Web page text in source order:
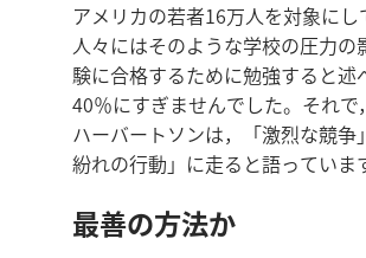
アメリカの若者16万人を対象に
人々にはそのような学校の圧力の
験に合格するために勉強すると
40％にすぎませんでした。それ
ハーバートソンは，「激烈な競
紛れの行動」に走ると語っていま
最善の方法か